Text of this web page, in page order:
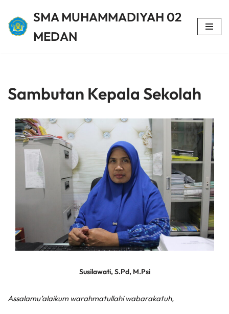
Lompat
SMA MUHAMMADIYAH 02
MEDAN
Sambutan Kepala Sekolah
Susilawati, S.Pd, M.Psi
Assalamu’alaikum warahmatullahi wabarakatuh,